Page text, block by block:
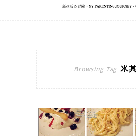
Browsing Tag 米